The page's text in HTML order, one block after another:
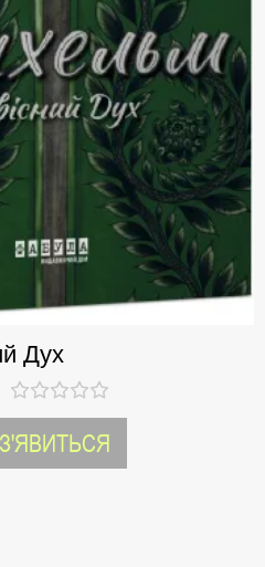
Дух